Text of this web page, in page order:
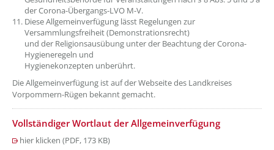
der Corona-Übergangs-LVO M-V.
Diese Allgemeinverfügung lässt Regelungen zur
Versammlungsfreiheit (Demonstrationsrecht)
und der Religionsausübung unter der Beachtung der Corona-
Hygieneregeln und
Hygienekonzepten unberührt.
Die Allgemeinverfügung ist auf der Webseite des Landkreises
Vorpommern-Rügen bekannt gemacht.
Vollständiger Wortlaut der Allgemeinverfügung
hier klicken (PDF, 173 KB)